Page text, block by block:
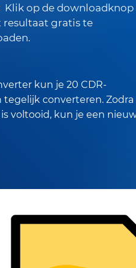
Klik op de downloadknop
resultaat gratis te
kun je 20 CDR-
tegelijk converteren. Zodra
voltooid, kun je een